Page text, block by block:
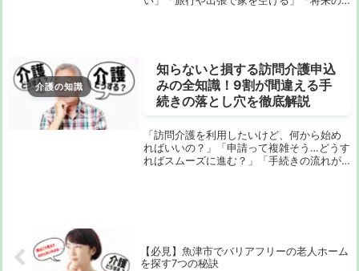
介護の知識
知らないと損する訪問介護申込
みの全知識！9割が間違える手
続きの落とし穴を徹底解説
「訪問介護を利用したいけど、何から始め
ればいいの？」「申請って複雑そう…どうす
ればスムーズに進む？」「手続きの流れが
【必見】魚津市でバリアフリーの老人ホーム
を探す7つの秘訣